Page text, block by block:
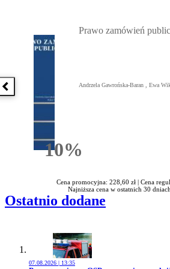
Poprzednia książka
10%Rabatu
Prawo zamówień
Andrzela Gawrońska-Baran , Ewa
Cena promocyjna: 228,60 zł | Cena
Najniższa cena w ostatnich 30
Ostatnio dodane
07.08.2026 | 13:35